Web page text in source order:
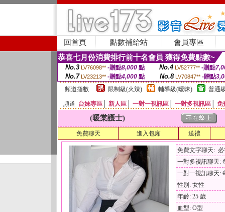
回首頁 點數補給站 會員專區
恭喜七月份消費排行前十名會員 獲得免費點數~
No.3 LV76098** -贈點8,000點 No.4 LV52777** -贈點
No.7 LV23213** -贈點4,000 點 No.8 LV70847** -贈點
頻道指數
限制級(火辣) 輔導級(曖昧) 普通
頻道 台妹專區 新人區 一對一視訊區 一對多視訊區 免
(暖棠護士)
免費聊天 進入包廂 送禮
免費文字聊天:
一對多視訊聊天:
一對一視訊聊天:
性別: 女性
年齡: 25 歲
血型: O型